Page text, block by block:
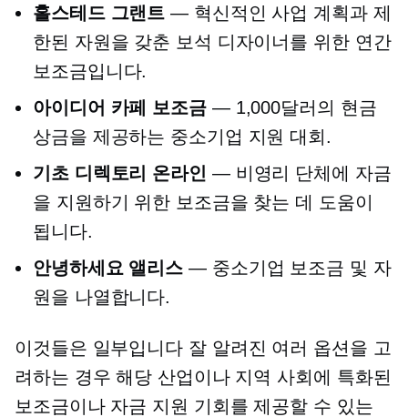
홀스테드 그랜트 — 혁신적인 사업 계획과 제
한된 자원을 갖춘 보석 디자이너를 위한 연간
보조금입니다.
아이디어 카페 보조금— 1,000달러의 현금
상금을 제공하는 중소기업 지원 대회.
기초 디렉토리 온라인 — 비영리 단체에 자금
을 지원하기 위한 보조금을 찾는 데 도움이
됩니다.
안녕하세요 앨리스 — 중소기업 보조금 및 자
원을 나열합니다.
이것들은 일부입니다 잘 알려진 여러 옵션을 고
려하는 경우 해당 산업이나 지역 사회에 특화된
보조금이나 자금 지원 기회를 제공할 수 있는